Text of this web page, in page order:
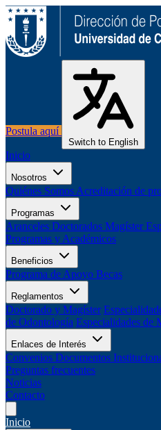
Postula aquí
Switch to English
Inicio
Nosotros
Quiénes Somos Acreditación de
Programas
Aranceles Doctorados Magíster
Programas y Académicos
Beneficios
Programa de Apoyo Becas
Reglamentos
Doctorado y Magíster
de Odontología Especialidades de
Enlaces de Interés
Convenios Documentos
Preguntas frecuentes
Noticias
Contacto
Inicio